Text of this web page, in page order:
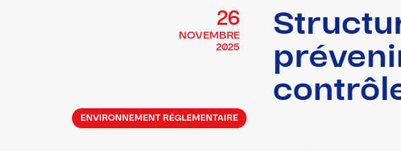
26
NOVEMBRE
2025
ENVIRONNEMENT RÉGLEMENTAIRE